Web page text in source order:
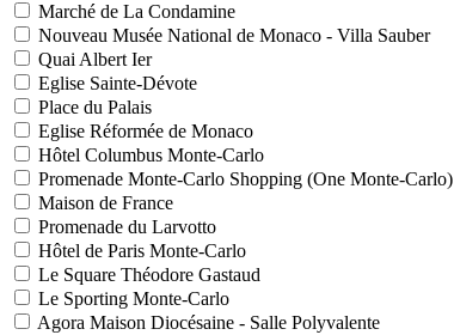
Marché de La Condamine
Nouveau Musée National de Monaco - Villa Sauber
Quai Albert Ier
Eglise Sainte-Dévote
Place du Palais
Eglise Réformée de Monaco
Hôtel Columbus Monte-Carlo
Promenade Monte-Carlo Shopping (One Monte-Carlo)
Maison de France
Promenade du Larvotto
Hôtel de Paris Monte-Carlo
Le Square Théodore Gastaud
Le Sporting Monte-Carlo
Agora Maison Diocésaine - Salle Polyvalente